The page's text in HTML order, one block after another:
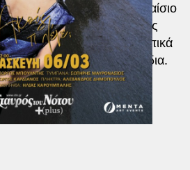
δημιουργώντας το πλαίσιο
100%, τόσο για τις
όσο και για τα προσωπικά
μέσα στα τραγούδια.